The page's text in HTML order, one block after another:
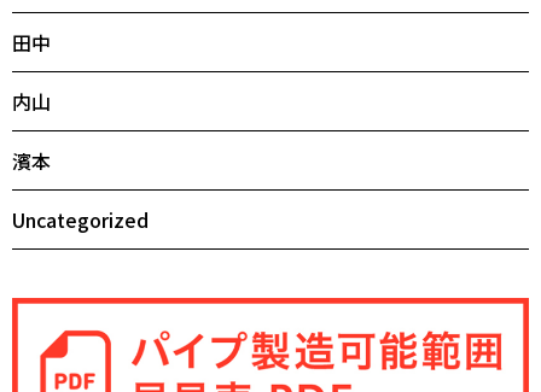
田中
内山
濱本
Uncategorized